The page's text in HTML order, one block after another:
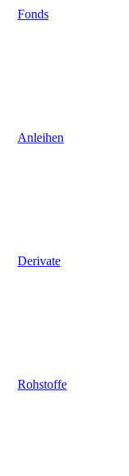
Fonds
Anleihen
Derivate
Rohstoffe